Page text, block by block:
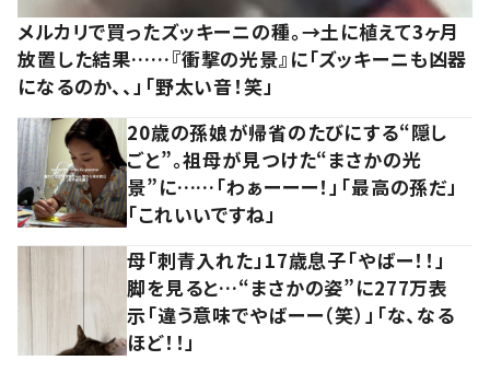
メルカリで買ったズッキーニの種。→土に植えて3ヶ月
放置した結果……『衝撃の光景』に「ズッキーニも凶器
になるのか、、」「野太い音！笑」
20歳の孫娘が帰省のたびにする“隠し
ごと”。祖母が見つけた“まさかの光
景”に……「わぁーーー！」「最高の孫だ」
「これいいですね」
母「刺青入れた」17歳息子「やばー！！」
脚を見ると…“まさかの姿”に277万表
示「違う意味でやばーー（笑）」「な、なる
ほど！！」